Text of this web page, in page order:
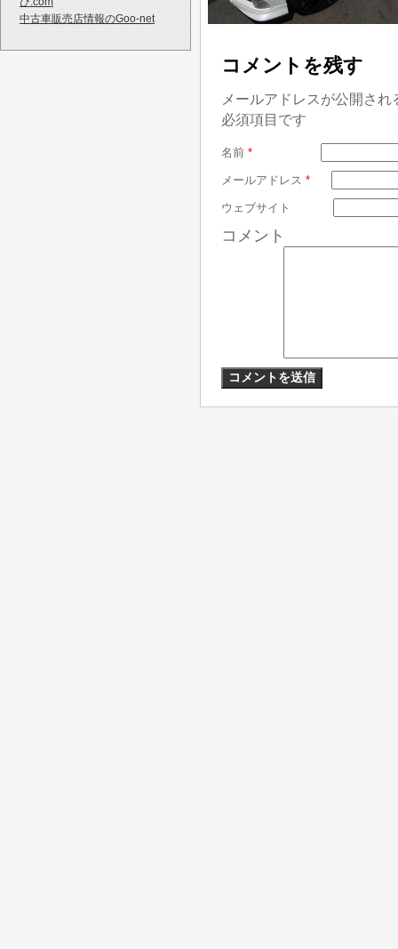
中古車販売店情報のGoo-net
コメントを残す
メールアドレスが公開さ
必須項目です
名前 *
メールアドレス *
ウェブサイト
コメント